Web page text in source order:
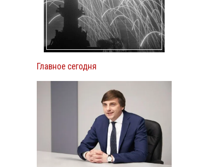
Главное сегодня